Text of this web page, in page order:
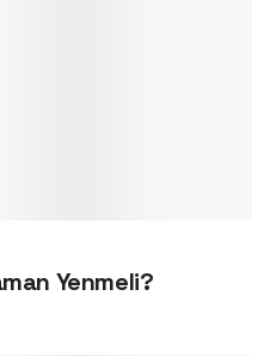
Yenmeli?